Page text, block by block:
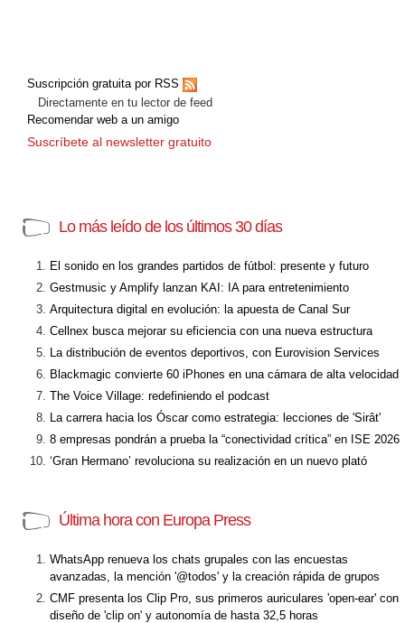
Suscripción gratuita por RSS
Directamente en tu lector de feed
Recomendar web a un amigo
Suscríbete al newsletter gratuito
Lo más leído de los últimos 30 días
El sonido en los grandes partidos de fútbol: presente y futuro
Gestmusic y Amplify lanzan KAI: IA para entretenimiento
Arquitectura digital en evolución: la apuesta de Canal Sur
Cellnex busca mejorar su eficiencia con una nueva estructura
La distribución de eventos deportivos, con Eurovision Services
Blackmagic convierte 60 iPhones en una cámara de alta velocidad
The Voice Village: redefiniendo el podcast
La carrera hacia los Óscar como estrategia: lecciones de 'Sirât'
8 empresas pondrán a prueba la “conectividad crítica” en ISE 2026
‘Gran Hermano’ revoluciona su realización en un nuevo plató
Última hora con Europa Press
WhatsApp renueva los chats grupales con las encuestas
avanzadas, la mención '@todos' y la creación rápida de grupos
CMF presenta los Clip Pro, sus primeros auriculares 'open-ear' con
diseño de 'clip on' y autonomía de hasta 32,5 horas